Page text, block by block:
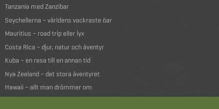
Tanzania med Zanzibar
Seychellerna – världens vackraste öar
Mauritius – road trip eller lyx
Costa Rica – djur, natur och äventyr
Kuba – en resa till en annan tid
Nya Zeeland – det stora äventyret
Hawaii – allt man drömmer om